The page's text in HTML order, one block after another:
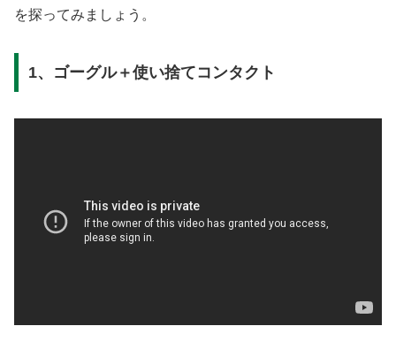
を探ってみましょう。
1、ゴーグル＋使い捨てコンタクト